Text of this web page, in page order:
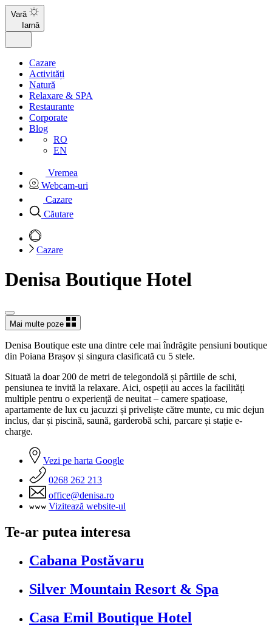
Vară
Iarnă
Cazare
Activități
Natură
Relaxare & SPA
Restaurante
Corporate
Blog
RO
EN
Vremea
Webcam-uri
Cazare
Căutare
Cazare
Denisa Boutique Hotel
Mai multe poze
Denisa Boutique este una dintre cele mai îndrăgite pensiuni boutique
din Poiana Brașov și singura clasificată cu 5 stele.
Situată la doar 200 de metri de telegondolă și pârtiile de schi,
pensiunea te invită la relaxare. Aici, ospeții au acces la facilități
multiple pentru o experiență de neuitat – camere spațioase,
apartamente de lux cu jacuzzi și priveliște către munte, cu mic dejun
inclus, dar și piscină, saună, garderobă schi, parcare și stație e-
charge.
Vezi pe harta Google
0268 262 213
office@denisa.ro
Vizitează website-ul
Te-ar putea interesa
Cabana Postăvaru
Silver Mountain Resort & Spa
Casa Emil Boutique Hotel